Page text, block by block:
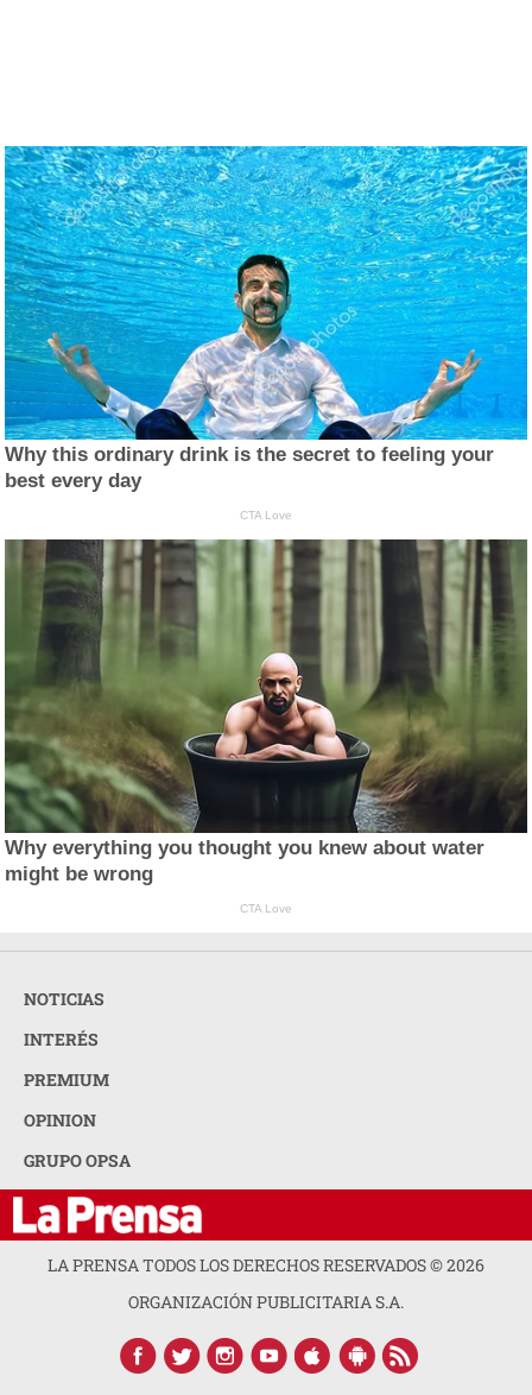
Why this ordinary drink is the secret to feeling your
best every day
CTA Love
Why everything you thought you knew about water
might be wrong
CTA Love
NOTICIAS
INTERÉS
PREMIUM
OPINION
GRUPO OPSA
LA PRENSA TODOS LOS DERECHOS RESERVADOS ©2026
ORGANIZACIÓN PUBLICITARIA S.A.